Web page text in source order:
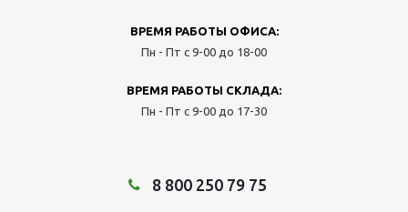
ВРЕМЯ РАБОТЫ ОФИСА:
Пн - Пт с 9-00 до 18-00
ВРЕМЯ РАБОТЫ СКЛАДА:
Пн - Пт с 9-00 до 17-30
8 800 250 79 75